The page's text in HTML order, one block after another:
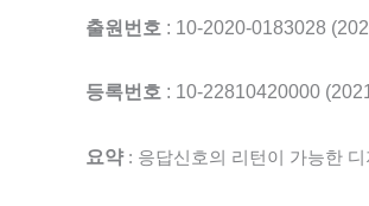
출원번호 : 10-2020-0183028
등록번호 : 10-22810420000
요약 : 응답신호의 리턴이 가능한